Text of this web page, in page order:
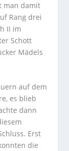
man damit
Rang drei
II im
Schott
Mädels
auf dem
es blieb
dann
Erst
die